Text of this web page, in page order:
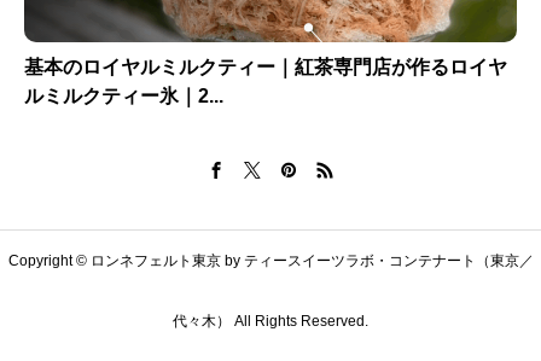
基本のロイヤルミルクティー｜紅茶専門店が作るロイヤ
ルミルクティー氷｜2...
Copyright © ロンネフェルト東京 by ティースイーツラボ・コンテナート（東京／
代々木） All Rights Reserved.